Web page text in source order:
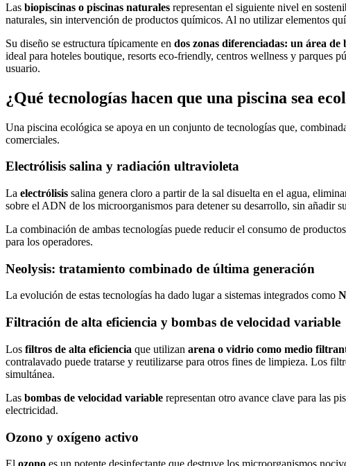
Las biopiscinas o piscinas naturales representan el siguiente nivel en
naturales, sin intervención de productos químicos. Al no utilizar elementos
Su diseño se estructura típicamente en dos zonas diferenciadas: un área
ideal para hoteles boutique, resorts eco-friendly, centros wellness y parques
usuario.
¿Qué tecnologías hacen que una piscina sea
Una piscina ecológica se apoya en un conjunto de tecnologías que,
comerciales.
Electrólisis salina y radiación ultravioleta
La electrólisis salina genera cloro a partir de la sal disuelta en el agua,
sobre el ADN de los microorganismos para detener su desarrollo, sin añadir
La combinación de ambas tecnologías puede reducir el consumo de
para los operadores.
Neolysis: tratamiento combinado de última generación
La evolución de estas tecnologías ha dado lugar a sistemas integrados como
Filtración de alta eficiencia y bombas de velocidad variable
Los filtros de alta eficiencia que utilizan arena o vidrio como medio
contralavado puede tratarse y reutilizarse para otros fines de limpieza. Los
simultánea.
Las bombas de velocidad variable representan otro avance clave para las
electricidad.
Ozono y oxígeno activo